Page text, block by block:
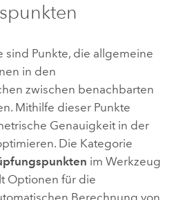
Punkte, die allgemeine
in den
zwischen benachbarten
Mithilfe dieser Punkte
Genauigkeit in der
Die Kategorie
im Werkzeug
Optionen für die
Berechnung von